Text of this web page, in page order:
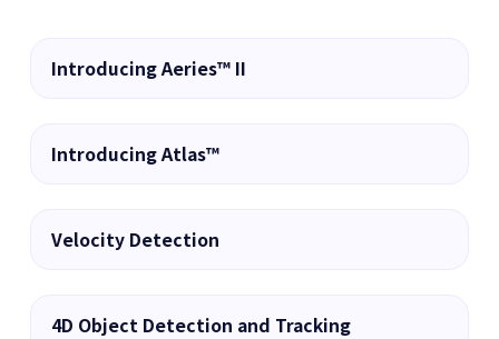
Introducing Aeries™ II
Introducing Atlas™
Velocity Detection
4D Object Detection and Tracking